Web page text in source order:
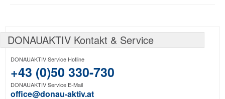
DONAUAKTIV Kontakt & Service
DONAUAKTIV Service Hotline
+43 (0)50 330-730
DONAUAKTIV Service E-Mail
office@donau-aktiv.at